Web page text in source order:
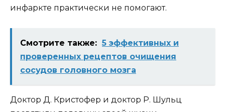
инфаркте практически не помогают.
Смотрите также: 5 эффективных и
проверенных рецептов очищения
сосудов головного мозга
Доктор Д. Кристофер и доктор Р. Шульц